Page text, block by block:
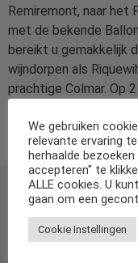
Remiremont, naar het
met de bekende
bereikt u gemakkelijk
wijndorpen als
prachtige Colmar. Op
basisvoorzieningen,
St.Etienne-lès-
We gebruiken
relevante ervaring
herhaalde
accepteren" te
ALLE cookies. U
gaan om een
Cookie Instellingen